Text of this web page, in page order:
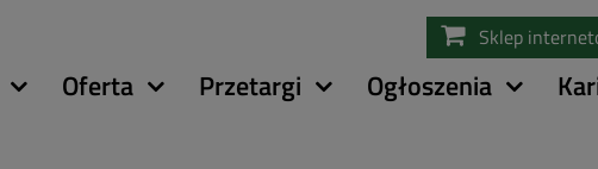
treści
Sklep
Oferta Przetargi Ogłoszenia